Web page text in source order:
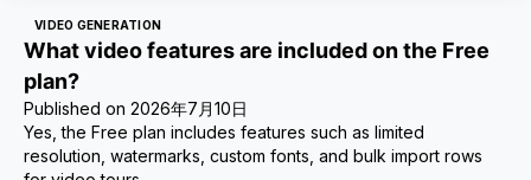
VIDEO GENERATION
What video features are included on the Free
plan?
Published on 2026年7月10日
Yes, the Free plan includes features such as limited
resolution, watermarks, custom fonts, and bulk import rows